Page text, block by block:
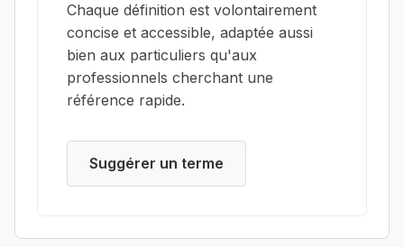
Chaque définition est volontairement
concise et accessible, adaptée aussi
bien aux particuliers qu'aux
professionnels cherchant une
référence rapide.
Suggérer un terme